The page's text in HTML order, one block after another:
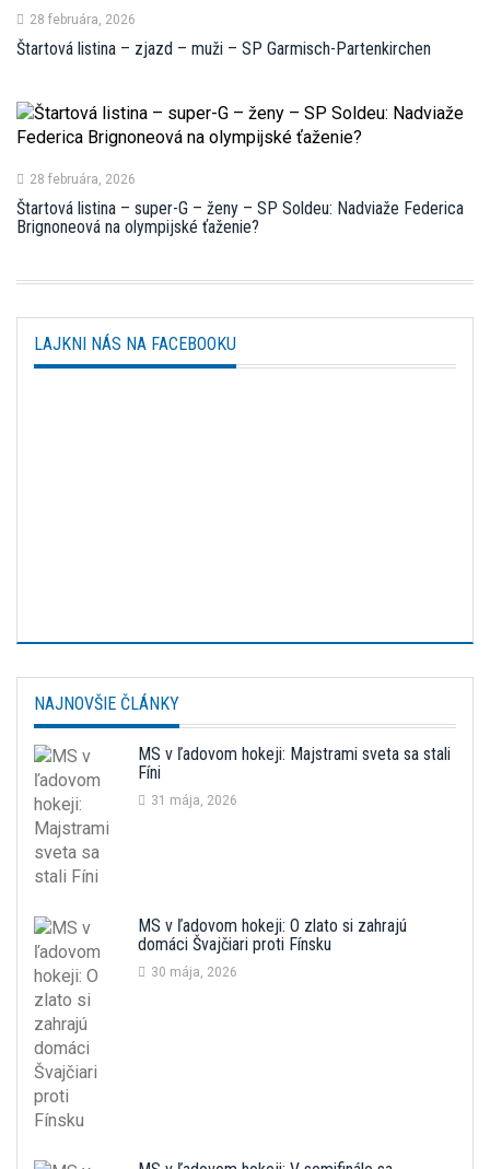
28 februára, 2026
Štartová listina – zjazd – muži – SP Garmisch-Partenkirchen
28 februára, 2026
Štartová listina – super-G – ženy – SP Soldeu: Nadviaže Federica
Brignoneová na olympijské ťaženie?
LAJKNI NÁS NA FACEBOOKU
NAJNOVŠIE ČLÁNKY
MS v ľadovom hokeji: Majstrami sveta sa stali
Fíni
31 mája, 2026
MS v ľadovom hokeji: O zlato si zahrajú
domáci Švajčiari proti Fínsku
30 mája, 2026